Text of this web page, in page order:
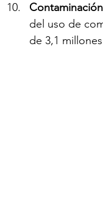
del uso de
de 3,1